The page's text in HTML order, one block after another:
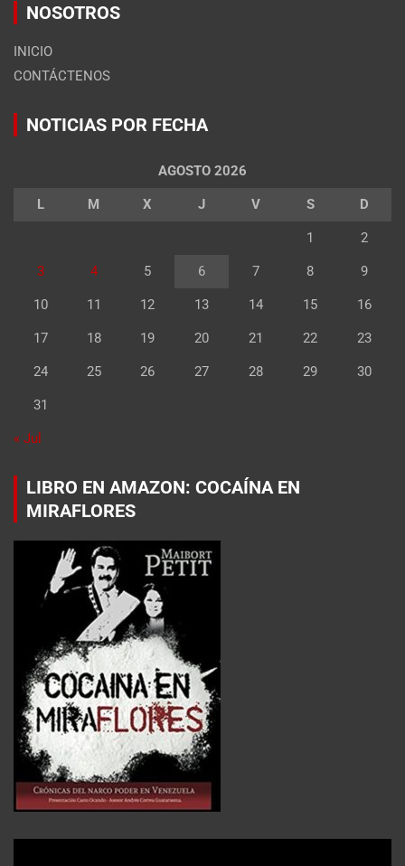
NOSOTROS
INICIO
CONTÁCTENOS
NOTICIAS POR FECHA
AGOSTO 2026
L M X J V S D
1 2
3 4 5 6 7 8 9
10 11 12 13 14 15 16
17 18 19 20 21 22 23
24 25 26 27 28 29 30
31
« Jul
LIBRO EN AMAZON: COCAÍNA EN
MIRAFLORES